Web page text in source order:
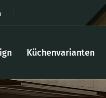
Küchenvarianten